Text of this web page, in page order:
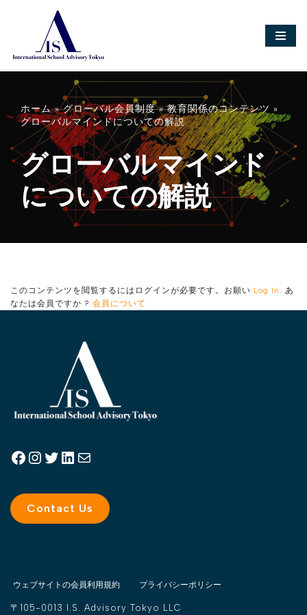
テ
ン
ス
プ
ホーム»グローバル会員制度»教育関係のコンテンツ »
グローバルマインドについての解説
グローバルマインド
についての解説
このコンテンツを閲覧するにはログインが必要です。お願い Log In . あ
なたは会員ですか ? 会員について
Contact Us
ウェブサイトの会員利用規約 プライバシーポリシー
〒105-0013 I.S. Advisory Tokyo LLC